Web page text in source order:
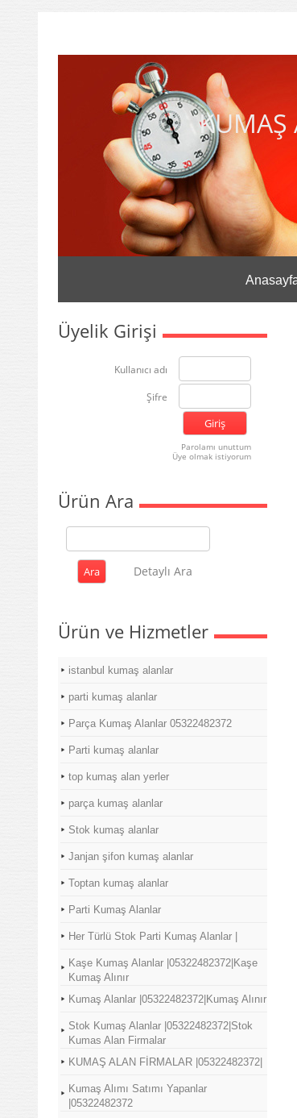
KUMAŞ
Üyelik Girişi
Kullanıcı adı
Şifre
Parolamı unuttum
Üye olmak istiyorum
Ürün Ara
Detaylı Ara
Ürün ve Hizmetler
istanbul kumaş alanlar
parti kumaş alanlar
Parça Kumaş Alanlar 05322482372
Parti kumaş alanlar
top kumaş alan yerler
parça kumaş alanlar
Stok kumaş alanlar
Janjan şifon kumaş alanlar
Toptan kumaş alanlar
Parti Kumaş Alanlar
Her Türlü Stok Parti Kumaş Alanlar |
Kaşe Kumaş Alanlar |05322482372|Kaşe
Kumaş Alınır
Kumaş Alanlar |05322482372|Kumaş Alınır
Stok Kumaş Alanlar |05322482372|Stok
Kumas Alan Firmalar
KUMAŞ ALAN FİRMALAR |05322482372|
Kumaş Alımı Satımı Yapanlar
|05322482372